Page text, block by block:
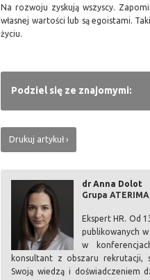
Na rozwoju zyskują wszyscy.
własnej wartości lub są egoistami.
życiu.
Podziel się ze znajomymi:
Drukuj artykuł
dr Anna Dolot
Grupa
Ekspert HR. Od
publikowanych
w
konsultant z obszaru rekrutacji,
Swoją wiedzą i doświadczeniem